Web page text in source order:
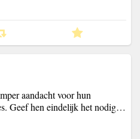
aandacht voor hun
Geef hen eindelijk het nodig…